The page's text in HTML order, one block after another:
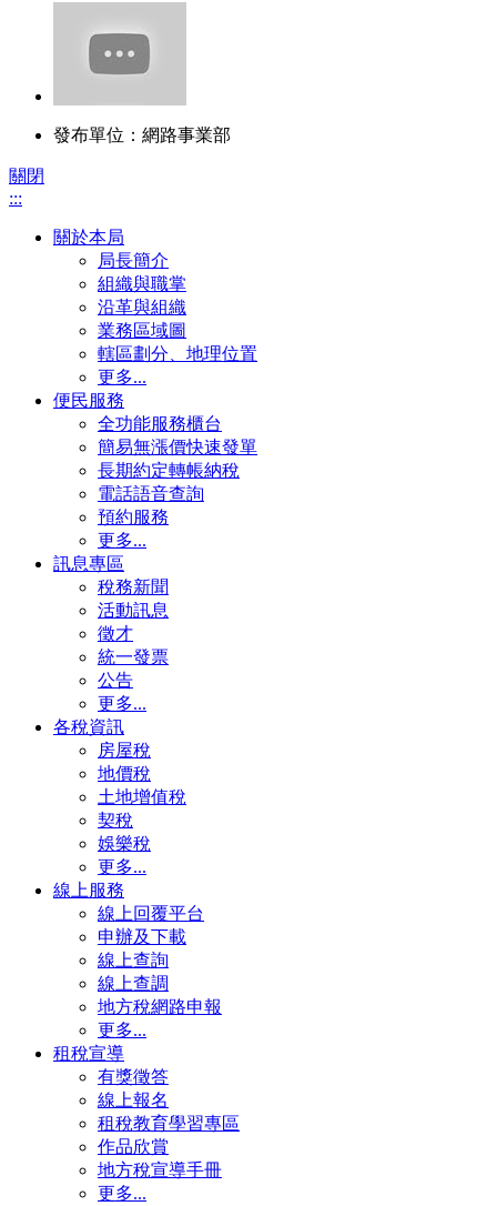
發布單位：網路事業部
關閉
:::
關於本局
局長簡介
組織與職掌
沿革與組織
業務區域圖
轄區劃分、地理位置
更多...
便民服務
全功能服務櫃台
簡易無漲價快速發單
長期約定轉帳納稅
電話語音查詢
預約服務
更多...
訊息專區
稅務新聞
活動訊息
徵才
統一發票
公告
更多...
各稅資訊
房屋稅
地價稅
土地增值稅
契稅
娛樂稅
更多...
線上服務
線上回覆平台
申辦及下載
線上查詢
線上查調
地方稅網路申報
更多...
租稅宣導
有獎徵答
線上報名
租稅教育學習專區
作品欣賞
地方稅宣導手冊
更多...